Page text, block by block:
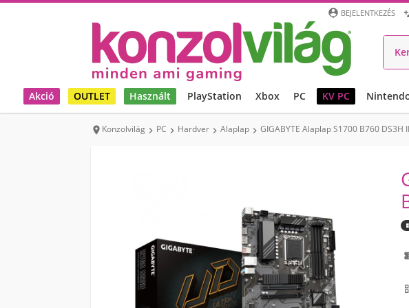
 BEJELENTKEZÉS
Akció OUTLET Használt PlayStation Xbox PC KV PC
 Konzolvilág  PC  Hardver  Alaplap  GIGABYTE Alaplap S1700 B760 DS3H